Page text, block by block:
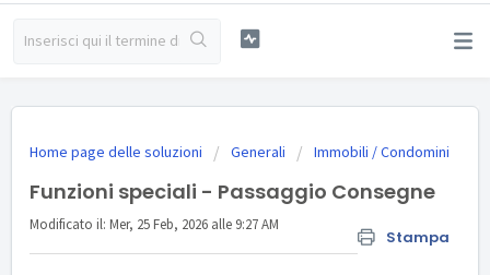
Home page delle soluzioni Generali Immobili / Condomini
Funzioni speciali - Passaggio Consegne
Stampa
Modificato il: Mer, 25 Feb, 2026 alle 9:27 AM